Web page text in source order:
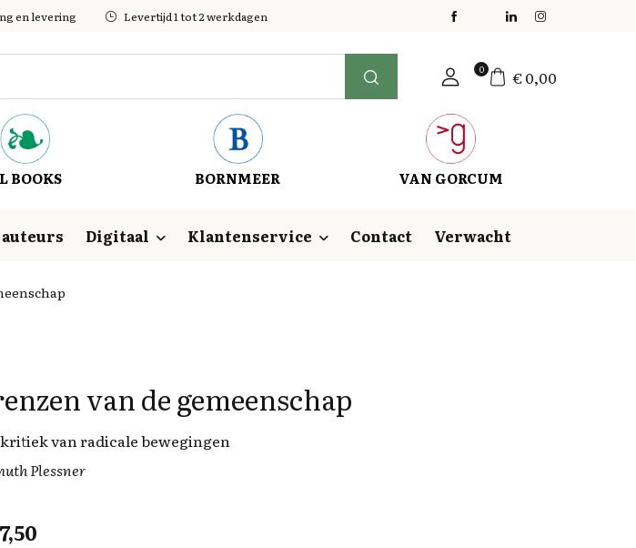
en levering Levertijd 1 tot 2 werkdagen
0 €0,00
BOOKS BORNMEER VAN GORCUM
Digitaal Klantenservice Contact Verwacht
van de gemeenschap
van radicale bewegingen
Plessner